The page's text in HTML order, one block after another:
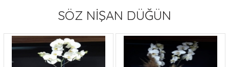
SÖZ NİŞAN DÜĞÜN